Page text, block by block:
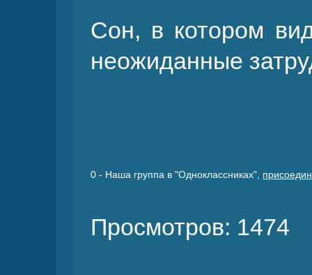
Сон, в котором
неожиданные
0 - Наша группа в "Одноклассниках",
Просмотров: 1474